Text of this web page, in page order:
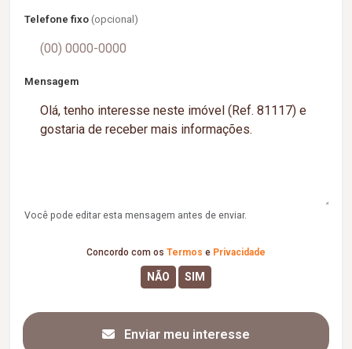
Telefone fixo (opcional)
Mensagem
Você pode editar esta mensagem antes de enviar.
Concordo com os Termos e Privacidade
Enviar meu interesse